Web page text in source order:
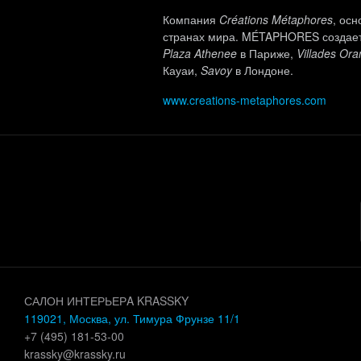
Компания Créations Métaphores,
странах мира. MÉTAPHORES
Plaza Athenee в Париже, Villades
Кауаи, Savoyв Лондоне.
www.creations-metaphores.com
САЛОН ИНТЕРЬЕРA KRASSKY
119021, Москва, ул. Тимура Фрунзе 11/1
+7 (495) 181-53-00
krassky@krassky.ru